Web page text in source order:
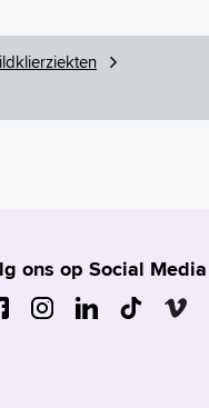
ons op Social Media